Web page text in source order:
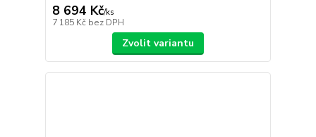
8 694 Kč/ks
7 185 Kč bez DPH
Zvolit variantu